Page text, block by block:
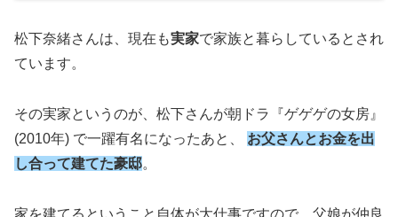
松下奈緒さんは、現在も実家で家族と暮らしているとされ
ています。
その実家というのが、松下さんが朝ドラ『ゲゲゲの女房』
(2010年) で一躍有名になったあと、 お父さんとお金を出
し合って建てた豪邸。
家を建てるということ自体が大仕事ですので、父娘が仲良